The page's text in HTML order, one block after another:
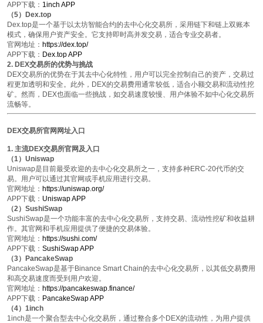
APP下载 ： 1inch APP
（5）Dex.top
Dex.top是一个基于以太坊智能合约的去中心化交易所，采用链下和链上双账本
模式，确保用户资产安全。它支持即时高并发交易，适合专业交易者。
官网地址 ： https://dex.top/
APP下载 ： Dex.top APP
2. DEX交易所的优势与挑战
DEX交易所的优势在于其去中心化特性，用户可以完全控制自己的资产，交易过
程更加透明和安全。此外，DEX的交易费用通常较低，适合小额交易和流动性挖
矿。然而，DEX也面临一些挑战，如交易速度较慢、用户体验不如中心化交易所
流畅等。
DEX交易所官网网址入口
1. 主流DEX交易所官网及入口
（1）Uniswap
Uniswap是目前最受欢迎的去中心化交易所之一，支持多种ERC-20代币的交
易。用户可以通过其官网或手机应用进行交易。
官网地址 ： https://uniswap.org/
APP下载 ： Uniswap APP
（2）SushiSwap
SushiSwap是一个功能丰富的去中心化交易所，支持交易、流动性挖矿和收益耕
作。其官网和手机应用提供了便捷的交易体验。
官网地址 ： https://sushi.com/
APP下载 ： SushiSwap APP
（3）PancakeSwap
PancakeSwap是基于Binance Smart Chain的去中心化交易所，以其低交易费用
和高交易速度而受到用户欢迎。
官网地址 ： https://pancakeswap.finance/
APP下载 ： PancakeSwap APP
（4）1inch
1inch是一个聚合型去中心化交易所，通过整合多个DEX的流动性，为用户提供